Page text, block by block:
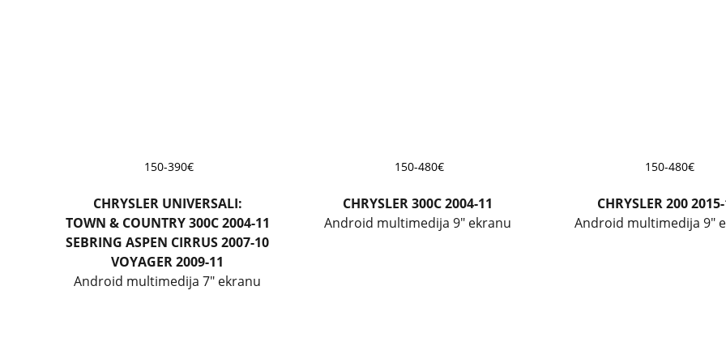
150-390€
CHRYSLER UNIVERSALI:
TOWN & COUNTRY 300C 2004-11
SEBRING ASPEN CIRRUS 2007-10
VOYAGER 2009-11
Android multimedija 7" ekranu
150-480€
CHRYSLER 300C 2004-11
Android multimedija 9" ekranu
150-480€
CHRYSLER 200
Android multimedija 9"